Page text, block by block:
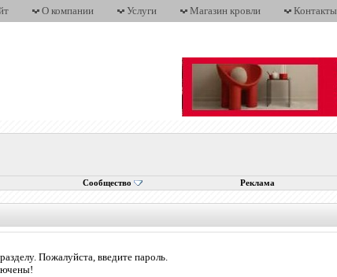
О компании Услуги Магазин кровли Контакты
Сообщество Реклама
Пожалуйста, введите пароль.